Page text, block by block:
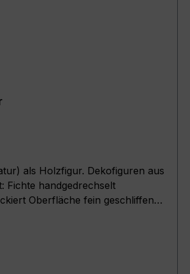
Holzfigur. Dekofiguren aus
Fichte handgedrechselt
Oberfläche fein geschliffen